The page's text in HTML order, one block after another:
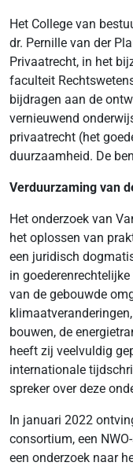
Het College van
dr. Pernille van der
Privaatrecht, in het
faculteit
bijdragen aan de
vernieuwend
privaatrecht (het
duurzaamheid. De
Verduurzaming van
Het onderzoek van
het oplossen van
een juridisch
in
van de gebouwde
bouwen, de
heeft zij veelvuldig
internationale
spreker over deze
In januari 2022
consortium, een
een onderzoek naar